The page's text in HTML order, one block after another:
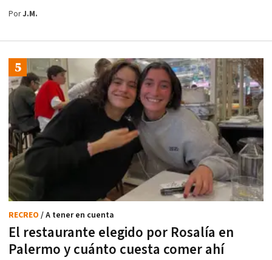
PorJ.M.
El restaurante elegido por Rosalía en
Palermo y cuánto cuesta comer ahí
RECREO / A tener en cuenta